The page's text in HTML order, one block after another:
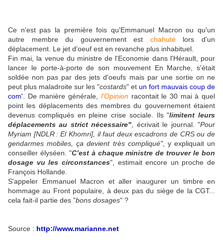
Ce n'est pas la première fois qu'Emmanuel Macron ou qu'un
autre membre du gouvernement est chahutélors d'un
déplacement. Le jet d'oeuf est en revanche plus inhabituel.
Fin mai, la venue du ministre de l'Economie dans l'Hérault, pour
lancer le porte-à-porte de son mouvement En Marche, s'était
soldée non pas par des jets d'oeufs mais par une sortie on ne
peut plus maladroite sur les "costards" et un fort mauvais coup de
com'
De manière générale, l'Opinionracontait le 30 mai à quel
point les déplacements des membres du gouvernement étaient
devenus compliqués en pleine crise sociale. Ils "limitent leurs
déplacements au strict nécessaire" , écrivait le journal. "Pour
Myriam [NDLR : El Khomri], il faut deux escadrons de CRS ou de
gendarmes mobiles, ça devient très compliqué", y expliquait un
conseiller élyséen. "C’est à chaque ministre de trouver le bon
dosage vu les circonstances", estimait encore un proche de
François Hollande.
S'appeler Emmanuel Macron et aller inaugurer un timbre en
hommage au Front populaire, à deux pas du siège de la CGT...
cela fait-il partie des "bons dosages" ?
Source : http://www.marianne.net